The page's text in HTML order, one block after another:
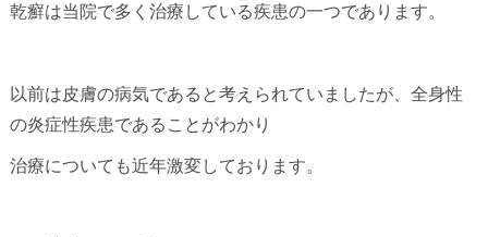
乾癬は当院で多く治療している疾患の一つであります。
以前は皮膚の病気であると考えられていましたが、全身性
の炎症性疾患であることがわかり
治療についても近年激変しております。